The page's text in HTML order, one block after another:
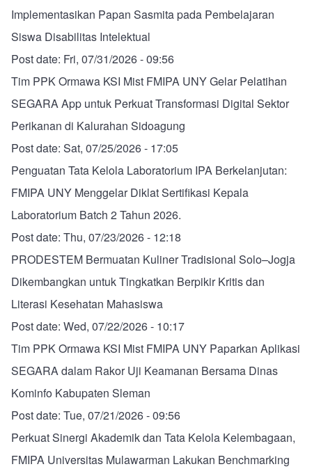
Implementasikan Papan Sasmita pada Pembelajaran
Siswa Disabilitas Intelektual
Post date: Fri, 07/31/2026 - 09:56
Tim PPK Ormawa KSI Mist FMIPA UNY Gelar Pelatihan
SEGARA App untuk Perkuat Transformasi Digital Sektor
Perikanan di Kalurahan Sidoagung
Post date: Sat, 07/25/2026 - 17:05
Penguatan Tata Kelola Laboratorium IPA Berkelanjutan:
FMIPA UNY Menggelar Diklat Sertifikasi Kepala
Laboratorium Batch 2 Tahun 2026.
Post date: Thu, 07/23/2026 - 12:18
PRODESTEM Bermuatan Kuliner Tradisional Solo–Jogja
Dikembangkan untuk Tingkatkan Berpikir Kritis dan
Literasi Kesehatan Mahasiswa
Post date: Wed, 07/22/2026 - 10:17
Tim PPK Ormawa KSI Mist FMIPA UNY Paparkan Aplikasi
SEGARA dalam Rakor Uji Keamanan Bersama Dinas
Kominfo Kabupaten Sleman
Post date: Tue, 07/21/2026 - 09:56
Perkuat Sinergi Akademik dan Tata Kelola Kelembagaan,
FMIPA Universitas Mulawarman Lakukan Benchmarking